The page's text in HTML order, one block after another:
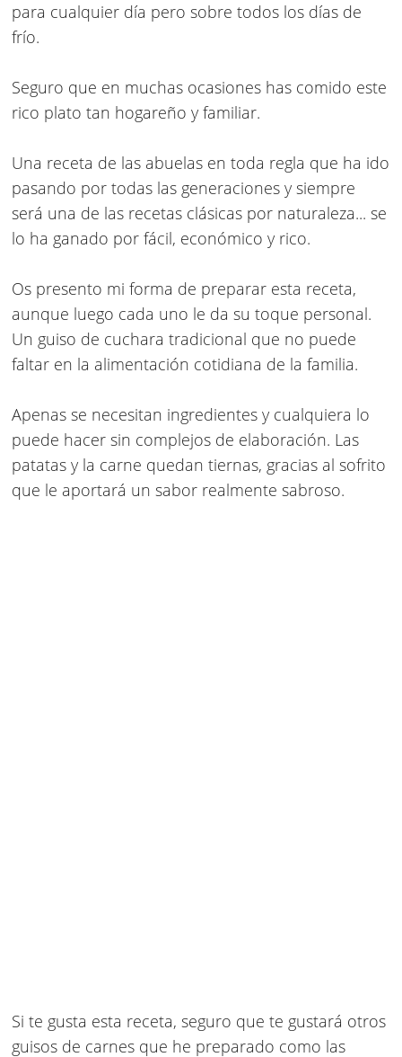
para cualquier día pero sobre todos los días de
frío.
Seguro que en muchas ocasiones has comido este
rico plato tan hogareño y familiar.
Una receta de las abuelas en toda regla que ha ido
pasando por todas las generaciones y siempre
será una de las recetas clásicas por naturaleza... se
lo ha ganado por fácil, económico y rico.
Os presento mi forma de preparar esta receta,
aunque luego cada uno le da su toque personal.
Un guiso de cuchara tradicional que no puede
faltar en la alimentación cotidiana de la familia.
Apenas se necesitan ingredientes y cualquiera lo
puede hacer sin complejos de elaboración. Las
patatas y la carne quedan tiernas, gracias al sofrito
que le aportará un sabor realmente sabroso.
Si te gusta esta receta, seguro que te gustará otros
guisos de carnes que he preparado como las